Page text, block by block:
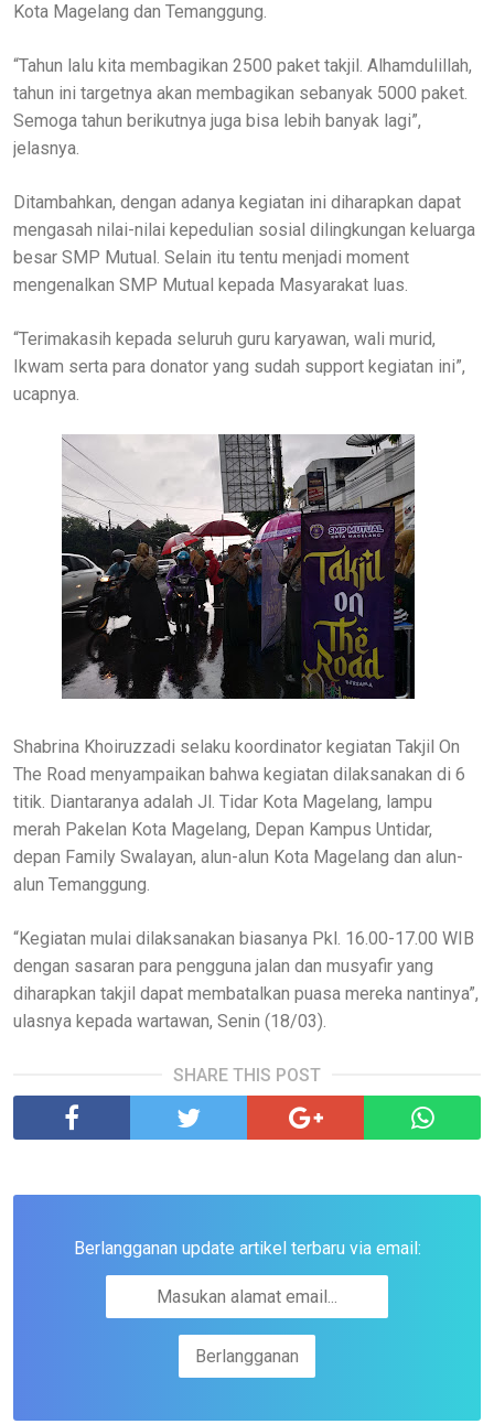
Kota Magelang dan Temanggung.
“Tahun lalu kita membagikan 2500 paket takjil. Alhamdulillah,
tahun ini targetnya akan membagikan sebanyak 5000 paket.
Semoga tahun berikutnya juga bisa lebih banyak lagi”,
jelasnya.
Ditambahkan, dengan adanya kegiatan ini diharapkan dapat
mengasah nilai-nilai kepedulian sosial dilingkungan keluarga
besar SMP Mutual. Selain itu tentu menjadi moment
mengenalkan SMP Mutual kepada Masyarakat luas.
“Terimakasih kepada seluruh guru karyawan, wali murid,
Ikwam serta para donator yang sudah support kegiatan ini”,
ucapnya.
Shabrina Khoiruzzadi selaku koordinator kegiatan Takjil On
The Road menyampaikan bahwa kegiatan dilaksanakan di 6
titik. Diantaranya adalah Jl. Tidar Kota Magelang, lampu
merah Pakelan Kota Magelang, Depan Kampus Untidar,
depan Family Swalayan, alun-alun Kota Magelang dan alun-
alun Temanggung.
“Kegiatan mulai dilaksanakan biasanya Pkl. 16.00-17.00 WIB
dengan sasaran para pengguna jalan dan musyafir yang
diharapkan takjil dapat membatalkan puasa mereka nantinya”,
ulasnya kepada wartawan, Senin (18/03).
SHARE THIS POST
Berlangganan update artikel terbaru via email: